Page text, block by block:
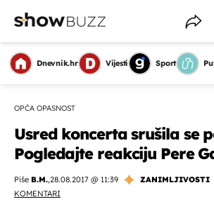
Dnevnik.hr Vijesti Sport
OPĆA OPASNOST
Usred koncerta srušila se
Pogledajte reakciju Pere
Piše B.M.,28.08.2017 @ 11:39
ZANIMLJIVOSTI
KOMENTARI